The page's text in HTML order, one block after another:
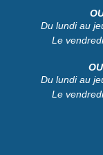
Du lundi au
Le
Du lundi au
Le